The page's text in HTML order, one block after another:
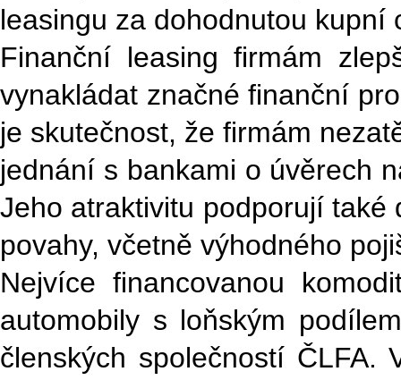
leasingu za dohodnutou
Finanční leasing firmám
vynakládat značné finanční
je skutečnost, že firmám
jednání s bankami o úvěrech
Jeho atraktivitu podporují
povahy, včetně výhodného
Nejvíce financovanou
automobily s loňským
členských společností